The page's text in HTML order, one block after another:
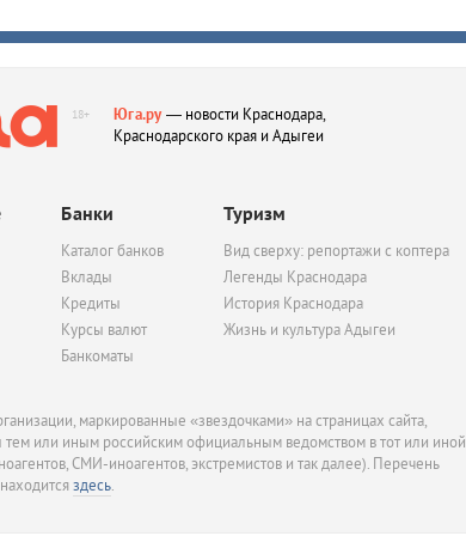
18+ Юга.ру— новости Краснодара,
Краснодарского края и Адыгеи
Банки
Каталог банков
Вклады
Кредиты
Курсы валют
Банкоматы
Туризм
Вид сверху: репортажи с коптера
Легенды Краснодара
История Краснодара
Жизнь и культура Адыгеи
маркированные «звездочками» на страницах сайта,
тем или иным российским официальным ведомством в тот или иной
СМИ-иноагентов, экстремистов и так далее). Перечень
здесь.